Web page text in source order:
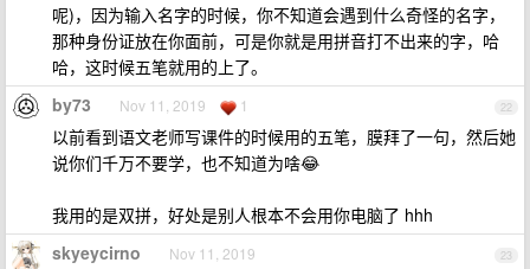
呢)，因为输入名字的时候，你不知道会遇到什么奇怪的名字，
那种身份证放在你面前，可是你就是用拼音打不出来的字，哈
哈，这时候五笔就用的上了。
22
by73 Nov 11, 2019 1
以前看到语文老师写课件的时候用的五笔，膜拜了一句，然后她
说你们千万不要学，也不知道为啥😂
我用的是双拼，好处是别人根本不会用你电脑了 hhh
23
skyeycirno Nov 11, 2019